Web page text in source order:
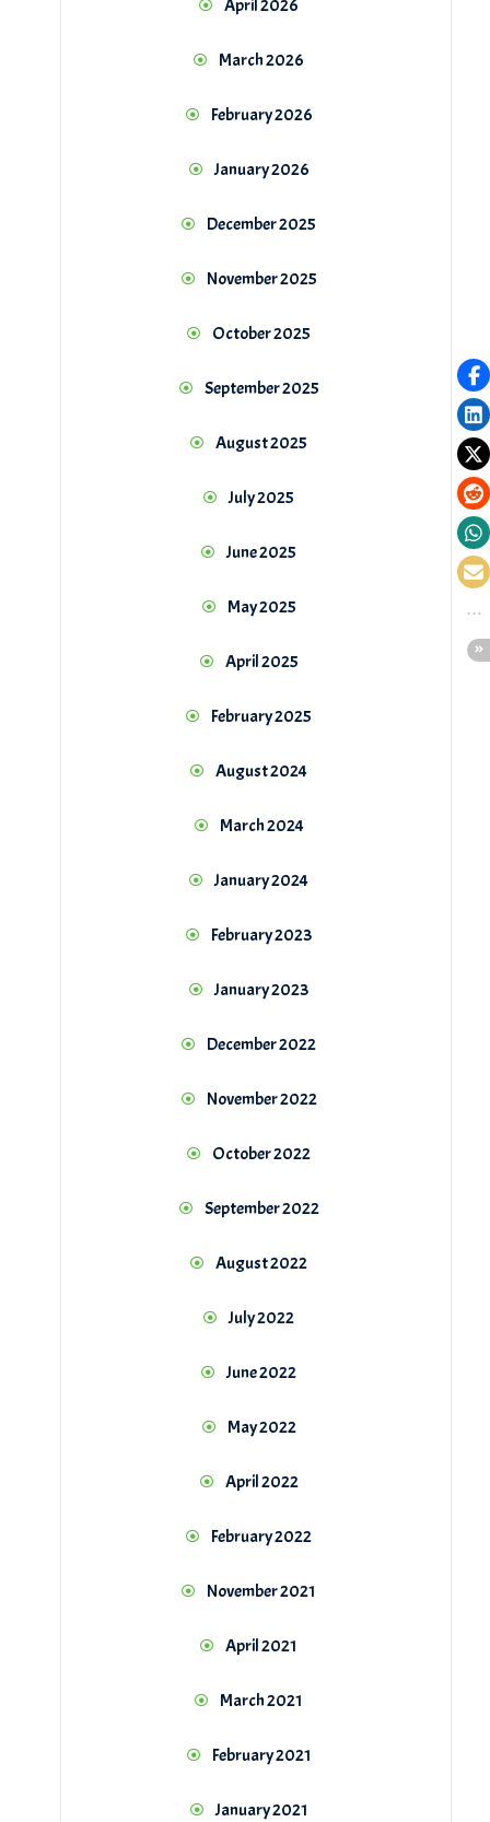
April 2026
March 2026
February 2026
January 2026
December 2025
November 2025
October 2025
September 2025
August 2025
July 2025
June 2025
May 2025
April 2025
February 2025
August 2024
March 2024
January 2024
February 2023
January 2023
December 2022
November 2022
October 2022
September 2022
August 2022
July 2022
June 2022
May 2022
April 2022
February 2022
November 2021
April 2021
March 2021
February 2021
January 2021